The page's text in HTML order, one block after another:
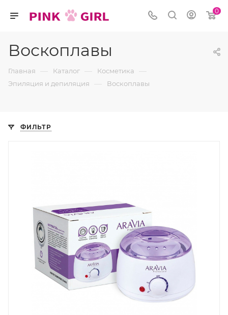
0
Воскоплавы
Главная — Каталог — Косметика —
Эпиляция и депиляция — Воскоплавы
ФИЛЬТР